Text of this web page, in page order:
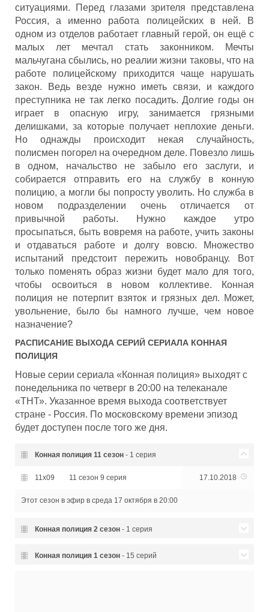
ситуациями. Перед глазами зрителя представлена
Россия, а именно работа полицейских в ней. В
одном из отделов работает главный герой, он ещё с
малых лет мечтал стать законником. Мечты
мальчугана сбылись, но реалии жизни таковы, что на
работе полицейскому приходится чаще нарушать
закон. Ведь везде нужно иметь связи, и каждого
преступника не так легко посадить. Долгие годы он
играет в опасную игру, занимается грязными
делишками, за которые получает неплохие деньги.
Но однажды происходит некая случайность,
полисмен погорел на очередном деле. Повезло лишь
в одном, начальство не забыло его заслуги, и
собирается отправить его на службу в конную
полицию, а могли бы попросту уволить. Но служба в
новом подразделении очень отличается от
привычной работы. Нужно каждое утро
просыпаться, быть вовремя на работе, учить законы
и отдаваться работе и долгу вовсю. Множество
испытаний предстоит пережить новобранцу. Вот
только поменять образ жизни будет мало для того,
чтобы освоиться в новом коллективе. Конная
полиция не потерпит взяток и грязных дел. Может,
увольнение, было бы намного лучше, чем новое
назначение?
РАСПИСАНИЕ ВЫХОДА СЕРИЙ СЕРИАЛА КОННАЯ
ПОЛИЦИЯ
Новые серии сериала «Конная полиция» выходят с
понедельника по четверг в 20:00 на телеканале
«ТНТ». Указанное время выхода соответствует
стране - Россия. По московскому времени эпизод
будет доступен после того же дня.
Конная полиция 11 сезон- 1 серия
11x09 11 сезон 9 серия 17.10.2018
Этот сезон в эфир в среда 17 октября в 20:00
Конная полиция 2 сезон- 1 серия
02x01 2 сезон 1 серия
Конная полиция 1 сезон- 15 серий